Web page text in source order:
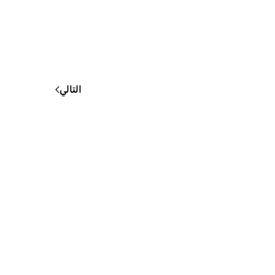
التالي